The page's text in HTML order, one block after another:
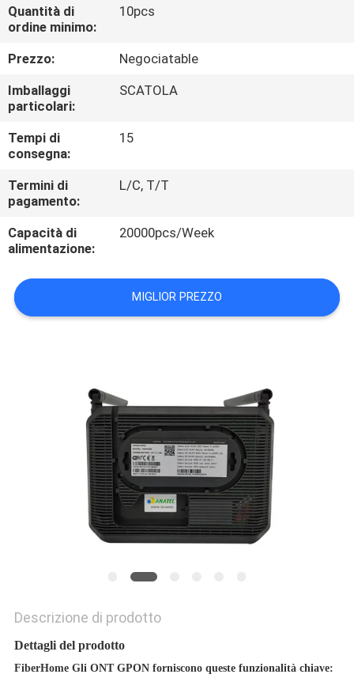
CONTROLLO
DI
QUALITÀ
CONTATTICI
RICHIEDA
UNA
CITAZIONE
MAPPA
DEL
PRIVACY
Quantità di
ordine minimo:
10pcs
Prezzo:
Negociatable
Imballaggi
particolari:
SCATOLA
Tempi di
consegna:
15
Termini di
pagamento:
L/C, T/T
Capacità di
alimentazione:
20000pcs/Week
MIGLIOR PREZZO
Descrizione di prodotto
Dettagli del prodotto
FiberHome Gli ONT GPON forniscono queste funzionalità chiave: